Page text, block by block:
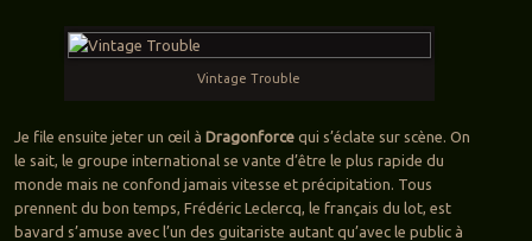
Vintage Trouble
Je file ensuite jeter un œil à Dragonforcequi s’éclate sur scène. On
le sait, le groupe international se vante d’être le plus rapide du
monde mais ne confond jamais vitesse et précipitation. Tous
prennent du bon temps, Frédéric Leclercq, le français du lot, est
bavard s’amuse avec l’un des guitariste autant qu’avec le public à